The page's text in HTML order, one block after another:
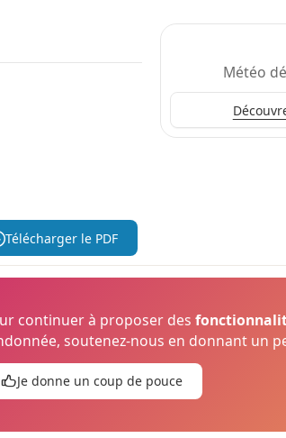
Météo
Télécharger le PDF
continuer à proposer des
soutenez-nous en donnant un
Je donne un coup de pouce